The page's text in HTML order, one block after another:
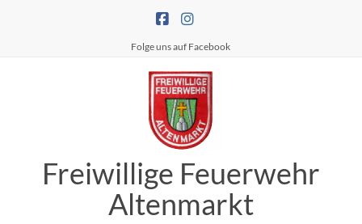
Folge uns auf Facebook
Freiwillige Feuerwehr
Altenmarkt